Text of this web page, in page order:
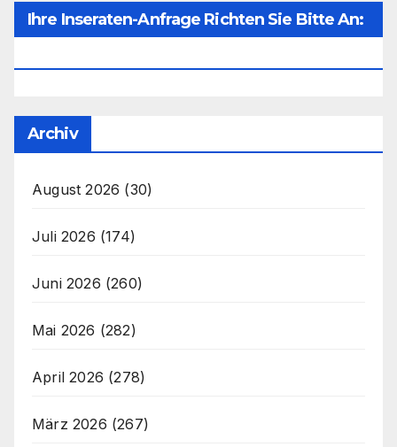
Ihre Inseraten-Anfrage Richten Sie Bitte An:
Archiv
August 2026 (30)
Juli 2026 (174)
Juni 2026 (260)
Mai 2026 (282)
April 2026 (278)
März 2026 (267)